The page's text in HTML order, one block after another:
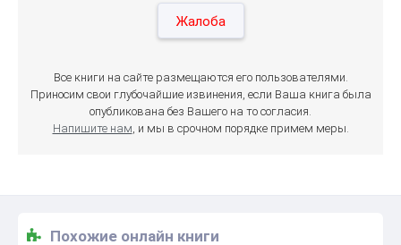
Жалоба
Все книги на сайте размещаются его пользователями.
Приносим свои глубочайшие извинения, если Ваша книга была
опубликована без Вашего на то согласия.
Напишите нам , и мы в срочном порядке примем меры.
Похожие онлайн книги